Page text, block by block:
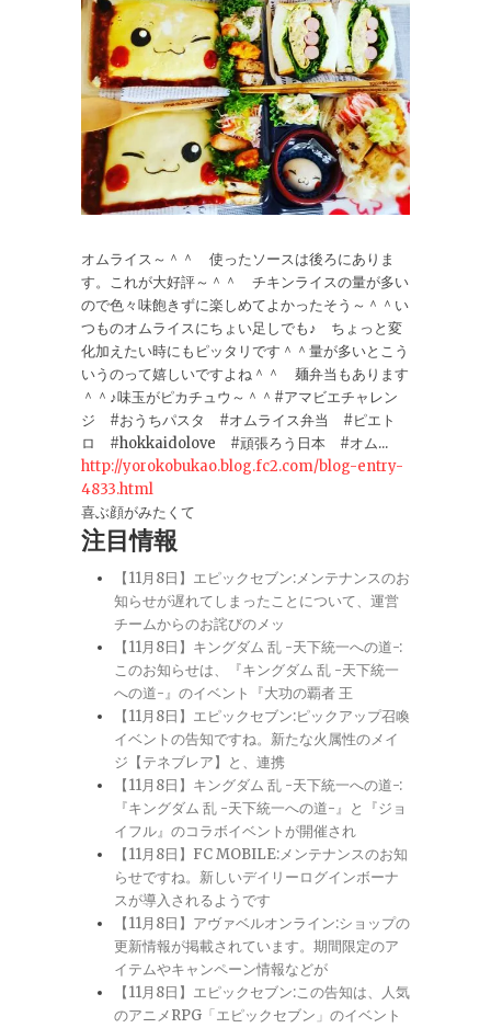
オムライス～＾＾ 使ったソースは後ろにありま
す。これが大好評～＾＾ チキンライスの量が多い
ので色々味飽きずに楽しめてよかったそう～＾＾い
つものオムライスにちょい足しでも♪ ちょっと変
化加えたい時にもピッタリです＾＾量が多いとこう
いうのって嬉しいですよね＾＾ 麺弁当もあります
＾＾♪味玉がピカチュウ～＾＾#アマビエチャレン
ジ #おうちパスタ #オムライス弁当 #ピエト
ロ #hokkaidolove #頑張ろう日本 #オム...
http://yorokobukao.blog.fc2.com/blog-entry-
4833.html
喜ぶ顔がみたくて
注目情報
【11月8日】エピックセブン:メンテナンスのお
知らせが遅れてしまったことについて、運営
チームからのお詫びのメッ
【11月8日】キングダム 乱 -天下統一への道-:
このお知らせは、『キングダム 乱 -天下統一
への道-』のイベント『大功の覇者 王
【11月8日】エピックセブン:ピックアップ召喚
イベントの告知ですね。新たな火属性のメイ
ジ【テネブレア】と、連携
【11月8日】キングダム 乱 -天下統一への道-:
『キングダム 乱 -天下統一への道-』と『ジョ
イフル』のコラボイベントが開催され
【11月8日】FC MOBILE:メンテナンスのお知
らせですね。新しいデイリーログインボーナ
スが導入されるようです
【11月8日】アヴァベルオンライン:ショップの
更新情報が掲載されています。期間限定のア
イテムやキャンペーン情報などが
【11月8日】エピックセブン:この告知は、人気
のアニメRPG「エピックセブン」のイベント